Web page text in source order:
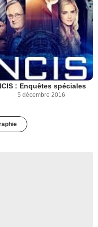
: Enquêtes spéciales
5 décembre 2016